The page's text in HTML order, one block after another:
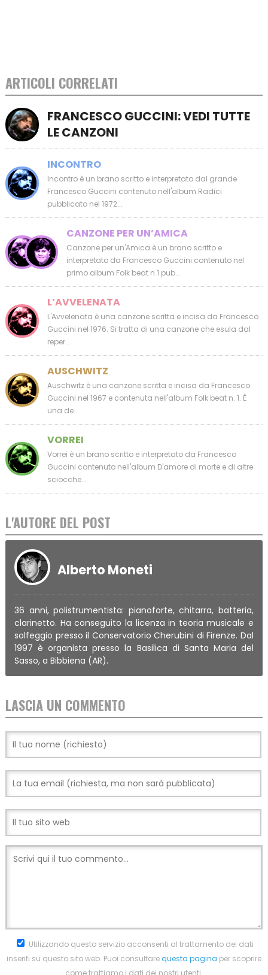
ARTICOLI CORRELATI
FRANCESCO GUCCINI: VEDI TUTTE
LE CANZONI
INCONTRO
Incontro è un brano scritto e interpretato dal grande
Francesco Guccini contenuto nell'album Radici
pubblicato nel 1972...
CANZONE PER UN’AMICA
Canzone per un'Amica è un brano scritto e
interpretato da Francesco Guccini contenuto nel
primo album Folk beat n.1 pub...
L’AVVELENATA
L'Avvelenata è una canzone scritta e incisa da Francesco
Guccini nel 1976. Si tratta di una canzone che esula dal
reper...
AUSCHWITZ
Auschwitz è una canzone scritta e incisa da Francesco
Guccini nel 1967 e contenuta nell'album Folk beat n. 1. È
una de...
VORREI
Vorrei è un brano scritto e interpretato da Francesco
Guccini contenuto nell'album D'amore di morte e di altre
sciocche...
L'AUTORE DEL POST
Alberto Moneti
36 anni, polistrumentista: pianoforte, chitarra, batteria,
clarinetto. Ha conseguito la licenza in teoria musicale e
solfeggio presso il Conservatorio Cherubini di Firenze. Dal
1997 è organista presso la Basilica di Santa Maria del
Sasso, a Bibbiena (AR).
LASCIA UN COMMENTO
Utilizzando questo servizio acconsenti al trattamento dei dati
inseriti su questo sito web. Puoi consultarequesta pagina per scoprire